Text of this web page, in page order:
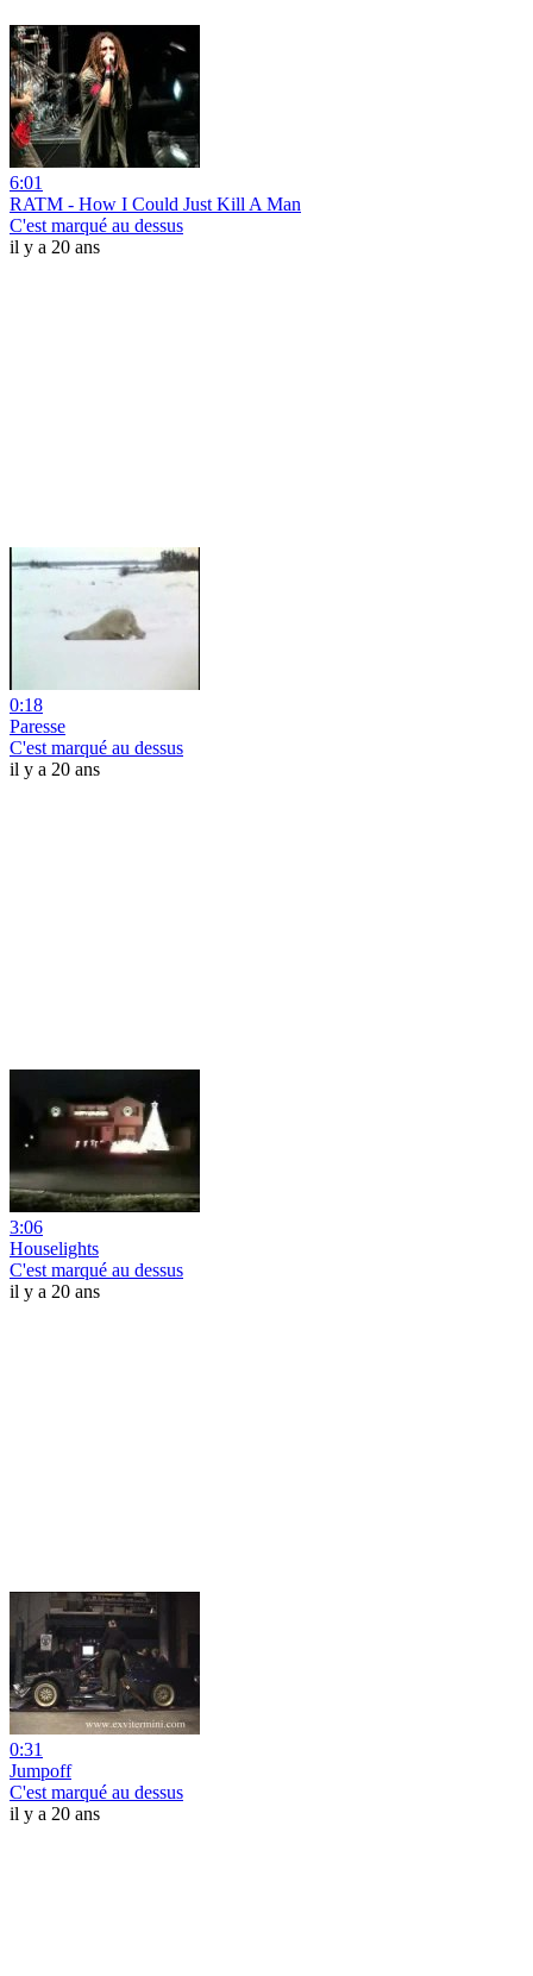
6:01
RATM - How I Could Just Kill A Man
C'est marqué au dessus
il y a 20 ans
0:18
Paresse
C'est marqué au dessus
il y a 20 ans
3:06
Houselights
C'est marqué au dessus
il y a 20 ans
0:31
Jumpoff
C'est marqué au dessus
il y a 20 ans